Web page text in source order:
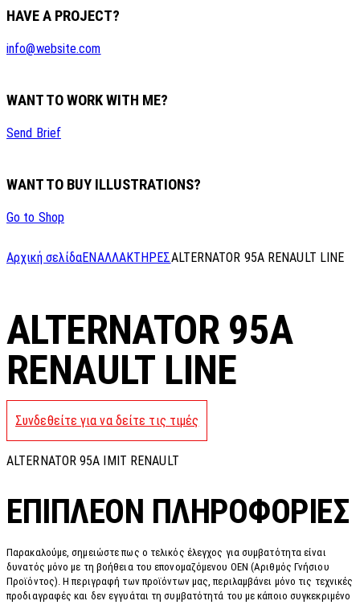
HAVE A PROJECT?
info@website.com
WANT TO WORK WITH ME?
Send Brief
WANT TO BUY ILLUSTRATIONS?
Go to Shop
Αρχική σελίδαΕΝΑΛΛΑΚΤΗΡΕΣALTERNATOR 95A RENAULT LINE
ALTERNATOR 95A
RENAULT LINE
Συνδεθείτε για να δείτε τις τιμές
ALTERNATOR 95A IMIT RENAULT
ΕΠΙΠΛΈΟΝ ΠΛΗΡΟΦΟΡΊΕΣ
Παρακαλούμε, σημειώστε πως ο τελικός έλεγχος για συμβατότητα είναι
δυνατός μόνο με τη βοήθεια του επονομαζόμενου OEN (Αριθμός Γνήσιου
Προϊόντος). Η περιγραφή των προϊόντων μας, περιλαμβάνει μόνο τις τεχνικές
προδιαγραφές και δεν εγγυάται τη συμβατότητά του με κάποιο συγκεκριμένο